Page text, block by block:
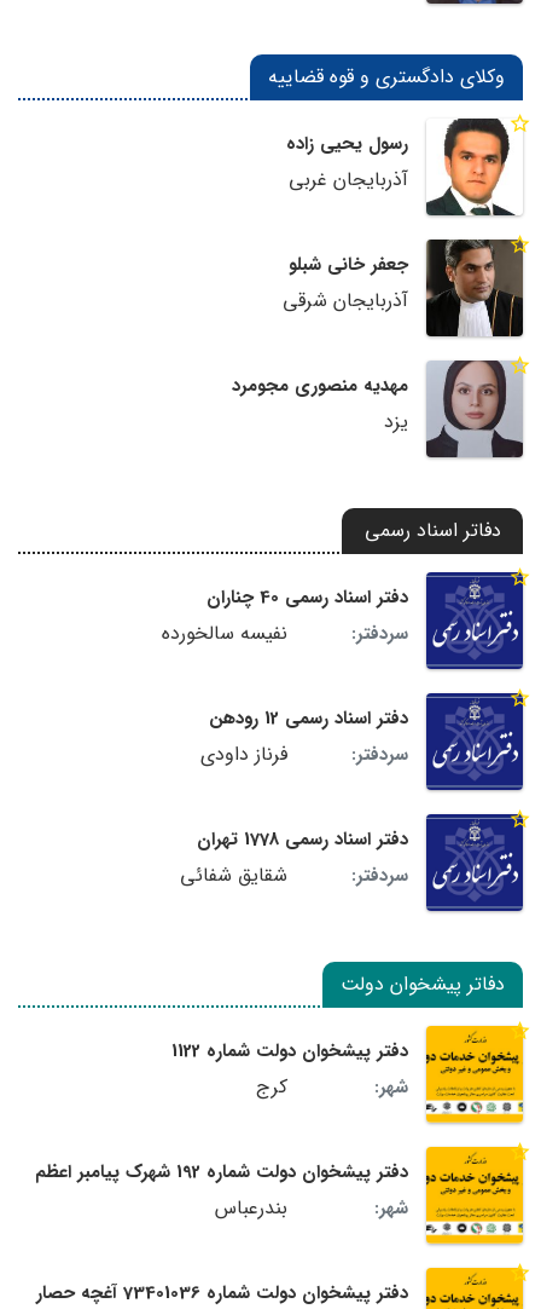
وکلای دادگستری و قوه قضاییه
رسول یحیی زاده
آذربایجان غربی
جعفر خانی شبلو
آذربایجان شرقی
مهدیه منصوری مجومرد
یزد
دفاتر اسناد رسمی
دفتر اسناد رسمی 40 چناران
سردفتر:
نفیسه سالخورده
دفتر اسناد رسمی 12 رودهن
سردفتر:
فرناز داودی
دفتر اسناد رسمی 1778 تهران
سردفتر:
شقایق شفائی
دفاتر پیشخوان دولت
دفتر پیشخوان دولت شماره 1122
شهر:
کرج
دفتر پیشخوان دولت شماره 192 شهرک پیامبر اعظم
شهر:
بندرعباس
دفتر پیشخوان دولت شماره 73401036 آغچه حصار